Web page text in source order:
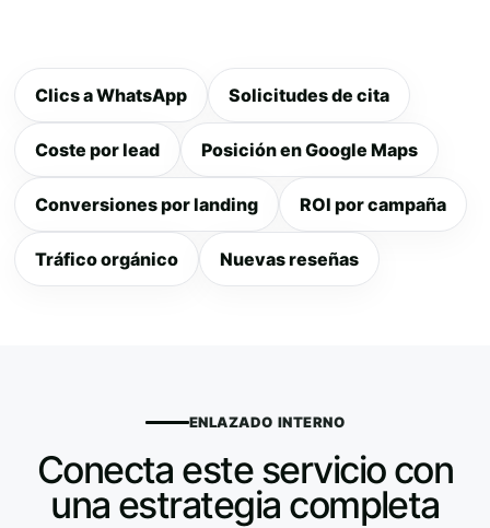
Clics a WhatsApp Solicitudes de cita
Coste por lead Posición en Google Maps
Conversiones por landing ROI por campaña
Tráfico orgánico Nuevas reseñas
ENLAZADO INTERNO
Conecta este servicio con
una estrategia completa